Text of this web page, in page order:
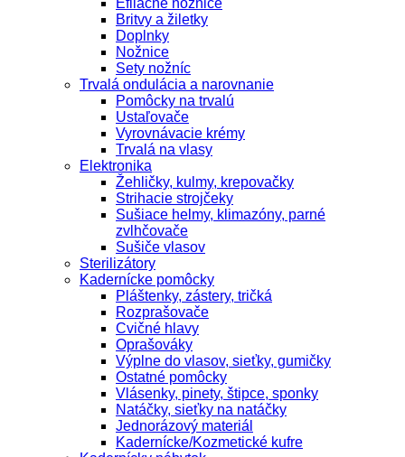
Efilačné nožnice
Britvy a žiletky
Doplnky
Nožnice
Sety nožníc
Trvalá ondulácia a narovnanie
Pomôcky na trvalú
Ustaľovače
Vyrovnávacie krémy
Trvalá na vlasy
Elektronika
Žehličky, kulmy, krepovačky
Strihacie strojčeky
Sušiace helmy, klimazóny, parné
zvlhčovače
Sušiče vlasov
Sterilizátory
Kadernícke pomôcky
Pláštenky, zástery, tričká
Rozprašovače
Cvičné hlavy
Oprašováky
Výplne do vlasov, sieťky, gumičky
Ostatné pomôcky
Vlásenky, pinety, štipce, sponky
Natáčky, sieťky na natáčky
Jednorázový materiál
Kadernícke/Kozmetické kufre